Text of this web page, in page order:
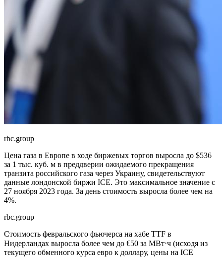
rbc.group
Цена газа в Европе в ходе биржевых торгов выросла до $536
за 1 тыс. куб. м в преддверии ожидаемого прекращения
транзита российского газа через Украину, свидетельствуют
данные лондонской биржи ICE. Это максимальное значение с
27 ноября 2023 года. За день стоимость выросла более чем на
4%.
rbc.group
Стоимость февральского фьючерса на хабе TTF в
Нидерландах выросла более чем до €50 за МВт⋅ч (исходя из
текущего обменного курса евро к доллару, цены на ICE